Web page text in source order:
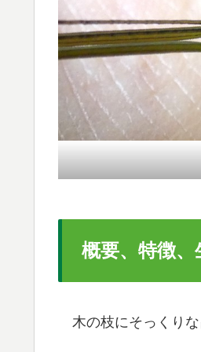
概要、特徴
木の枝にそっくりな